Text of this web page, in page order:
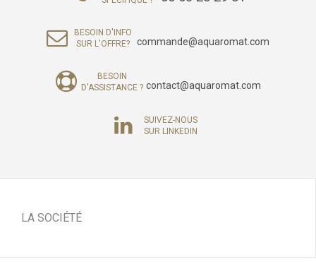
BESOIN D'INFO
SUR L'OFFRE?
commande@aquaromat.com
BESOIN
D'ASSISTANCE ? contact@aquaromat.com
SUIVEZ-NOUS
SUR LINKEDIN
LA SOCIÉTÉ